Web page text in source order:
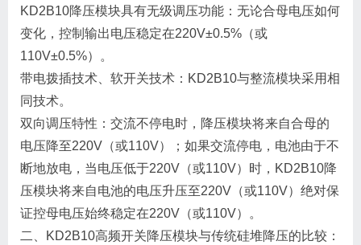
KD2B10降压模块具有无级调压功能：无论合母电压如何
变化，控制输出电压稳定在220V±0.5%（或
110V±0.5%）。
带电拨插技术、软开关技术：KD2B10与整流模块采用相
同技术。
双向调压特性：交流不停电时，降压模块将来自合母的
电压降至220V（或110V）；如果交流停电，电池由于不
断地放电，当电压低于220V（或110V）时，KD2B10降
压模块将来自电池的电压升压至220V（或110V）绝对保
证控母电压始终稳定在220V（或110V）。
二、KD2B10高频开关降压模块与传统硅堆降压的比较：